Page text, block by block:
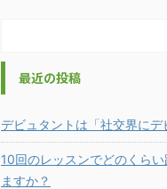
最近の投稿
デビュタントは「社交界にデ
10回のレッスンでどのくら
ますか？